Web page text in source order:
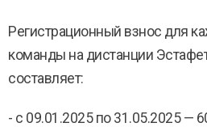
Регистрационный взнос для
команды на дистанции
составляет:
- с 09.01.2025 по 31.05.2025 —